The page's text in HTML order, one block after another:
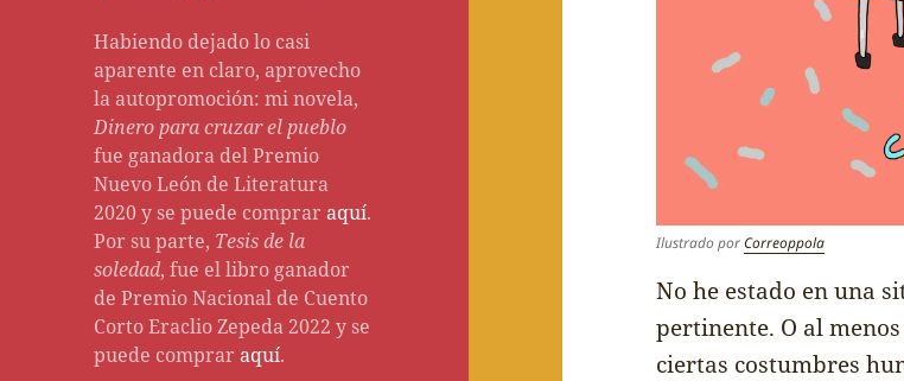
Habiendo dejado lo casi
aparente en claro, aprovecho
la autopromoción: mi novela,
Dinero para cruzar el pueblo
fue ganadora del Premio
Nuevo León de Literatura
2020 y se puede compraraquí.
Por su parte, Tesis de la
soledad, fue el libro ganador
de Premio Nacional de Cuento
Corto Eraclio Zepeda 2022 y se
puede compraraquí.
Ilustrado porCorreoppola
No he estado en una
pertinente. O al
ciertas costumbres